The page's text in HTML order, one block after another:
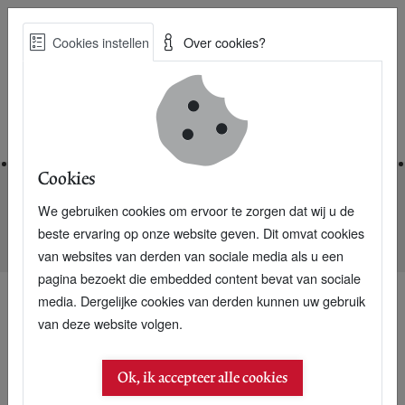
Skip
Best Practices voor een duurzame toekomst
Nieuwsarchief
Kopenhagen wil eerste fietsstad Europa worden
18 september 2007
Kopenhagen wil eerste
Cookies instellen Over cookies?
Cookies
We gebruiken cookies om ervoor te zorgen dat wij u de
beste ervaring op onze website geven. Dit omvat cookies
van websites van derden van sociale media als u een
pagina bezoekt die embedded content bevat van sociale
media. Dergelijke cookies van derden kunnen uw gebruik
van deze website volgen.
Ok, ik accepteer alle cookies